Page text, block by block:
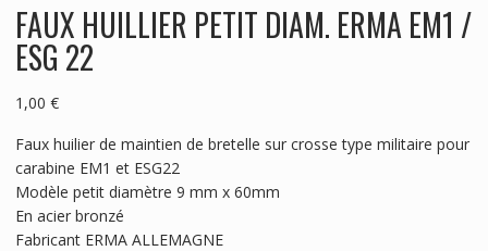
FAUX HUILLIER PETIT DIAM. ERMA EM1 /
ESG 22
1,00 €
Faux huilier de maintien de bretelle sur crosse type militaire pour
carabine EM1 et ESG22
Modèle petit diamètre 9 mm x 60mm
En acier bronzé
Fabricant ERMA ALLEMAGNE